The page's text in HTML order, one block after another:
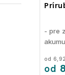
od
od
- pre